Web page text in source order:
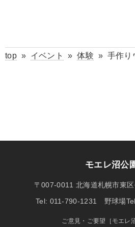
top» イベント »体験 » 手作り
モエレ沼公
〒007-0011 北海道札幌市東
Tel: 011-790-1231 野球場
ご意見・ご要望［モエレ